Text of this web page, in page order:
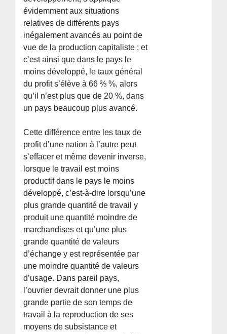
évidemment aux situations
relatives de différents pays
inégalement avancés au point de
vue de la production capitaliste ; et
c’est ainsi que dans le pays le
moins développé, le taux général
du profit s’élève à 66 ⅔ %, alors
qu’il n’est plus que de 20 %, dans
un pays beaucoup plus avancé.
Cette différence entre les taux de
profit d’une nation à l’autre peut
s’effacer et même devenir inverse,
lorsque le travail est moins
productif dans le pays le moins
développé, c’est-à-dire lorsqu’une
plus grande quantité de travail y
produit une quantité moindre de
marchandises et qu’une plus
grande quantité de valeurs
d’échange y est représentée par
une moindre quantité de valeurs
d’usage. Dans pareil pays,
l’ouvrier devrait donner une plus
grande partie de son temps de
travail à la reproduction de ses
moyens de subsistance et